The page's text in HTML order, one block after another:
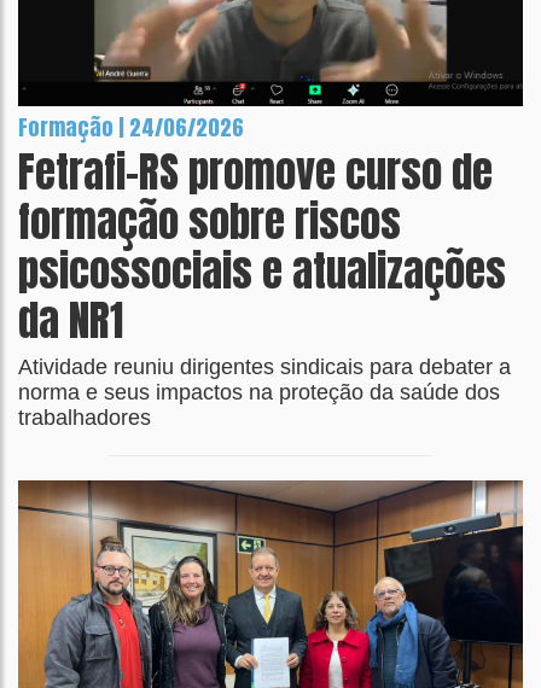
Formação | 24/06/2026
Fetrafi-RS promove curso de
formação sobre riscos
psicossociais e atualizações
da NR1
Atividade reuniu dirigentes sindicais para debater a
norma e seus impactos na proteção da saúde dos
trabalhadores